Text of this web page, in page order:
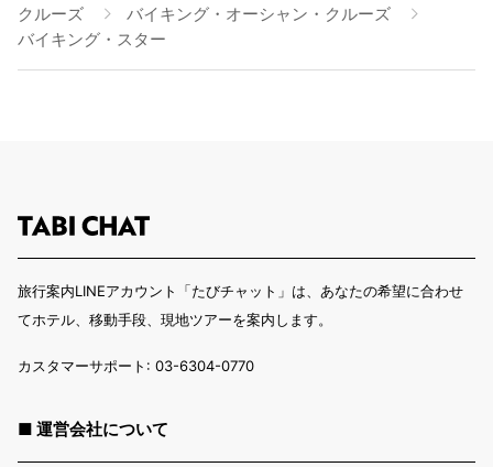
クルーズ
バイキング・オーシャン・クルーズ
バイキング・スター
旅行案内LINEアカウント「たびチャット」は、あなたの希望に合わせ
てホテル、移動手段、現地ツアーを案内します。
カスタマーサポート: 03-6304-0770
■ 運営会社について